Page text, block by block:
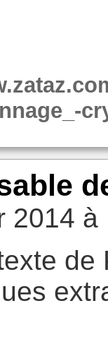
2014 à